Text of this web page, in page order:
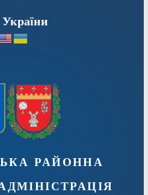
районна